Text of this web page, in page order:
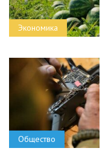
Экономика
Общество